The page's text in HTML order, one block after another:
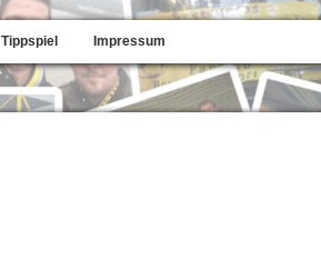
Tippspiel Impressum